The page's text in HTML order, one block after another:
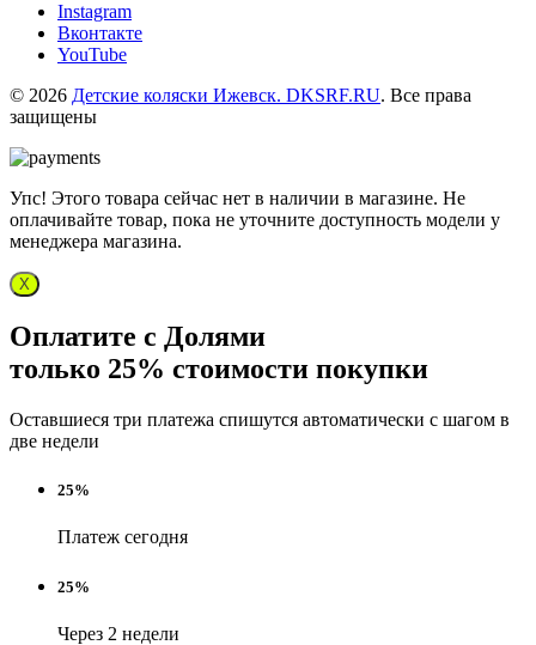
Instagram
Вконтакте
YouTube
© 2026 Детские коляски Ижевск. DKSRF.RU. Все права
защищены
Упс! Этого товара сейчас нет в наличии в магазине. Не
оплачивайте товар, пока не уточните доступность модели у
менеджера магазина.
X
Оплатите с Долями
только 25% стоимости покупки
Оставшиеся три платежа спишутся автоматически с шагом в
две недели
25%
Платеж сегодня
25%
Через 2 недели